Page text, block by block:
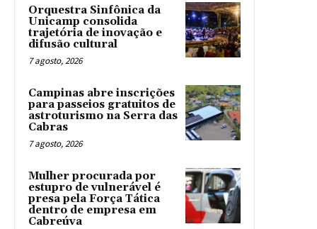
Orquestra Sinfônica da
Unicamp consolida
trajetória de inovação e
difusão cultural
7 agosto, 2026
Campinas abre inscrições
para passeios gratuitos de
astroturismo na Serra das
Cabras
7 agosto, 2026
Mulher procurada por
estupro de vulnerável é
presa pela Força Tática
dentro de empresa em
Cabreúva